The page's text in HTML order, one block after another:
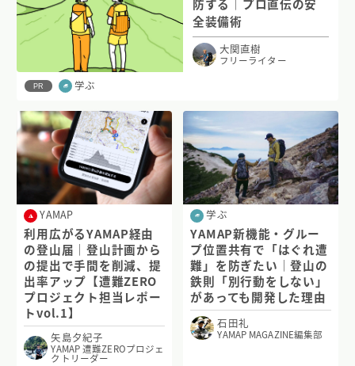
PR 学ぶ
全装備術
大関直樹
フリーライター
YAMAP
利用広がるYAMAP経由
の登山届｜登山計画から
の提出で手間を削減、提
出率アップ【遭難ZERO
プロジェクト担当レポー
トvol.1】
矢島夕紀子
YAMAP 遭難ZEROプロジェ
クトリーダー
学ぶ
YAMAP新機能・グルー
プ位置共有で「はぐれ遭
難」を防ぎたい｜登山の
鉄則「別行動をしない」
があっても開発した理由
石田礼
YAMAP MAGAZINE編集部